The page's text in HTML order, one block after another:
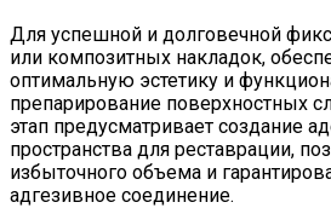
Для успешной и долговечной
или композитных накладок,
оптимальную эстетику и
препарирование поверхностных
этап предусматривает создание
пространства для реставрации,
избыточного объема и
адгезивное соединение.